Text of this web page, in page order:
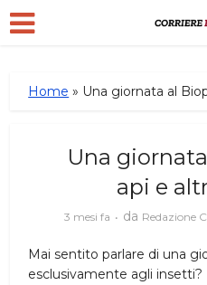
Home » Una giornata al
Una
api e
3 mesi fa da Redazione
Mai sentito parlare di una
esclusivamente agli insetti?